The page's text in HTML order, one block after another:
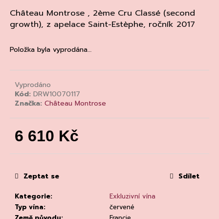
Château Montrose , 2ème Cru Classé (second
growth), z apelace Saint-Estèphe, ročník 2017
Položka byla vyprodána…
Vyprodáno
Kód: DRW10070117
Značka: Château Montrose
6 610 Kč
cena:
Kategorie:
Exkluzivní vína
Typ vína:
červené
Zeptat se Sdílet
a
j
t
D
p